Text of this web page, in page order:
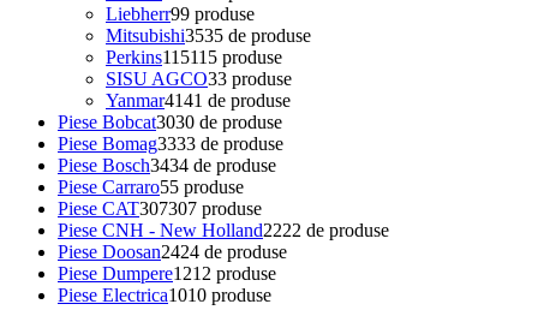
Liebherr99 produse
Mitsubishi3535 de produse
Perkins115115 produse
SISU AGCO33 produse
Yanmar4141 de produse
Piese Bobcat3030 de produse
Piese Bomag3333 de produse
Piese Bosch3434 de produse
Piese Carraro55 produse
Piese CAT307307 produse
Piese CNH - New Holland2222 de produse
Piese Doosan2424 de produse
Piese Dumpere1212 produse
Piese Electrica1010 produse